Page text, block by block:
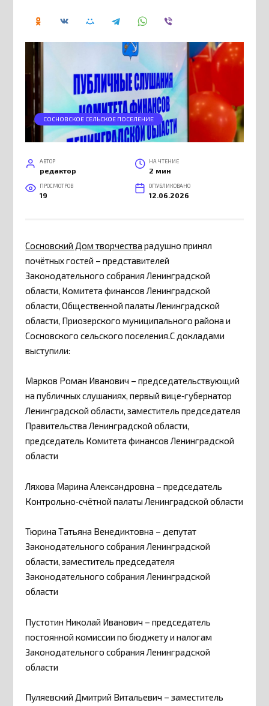
СОСНОВСКОЕ СЕЛЬСКОЕ ПОСЕЛЕНИЕ
АВТОР
редактор
НА ЧТЕНИЕ
2 мин
ПРОСМОТРОВ
19
ОПУБЛИКОВАНО
12.06.2026
Сосновский Дом творчества радушно принял
почётных гостей – представителей
Законодательного собрания Ленинградской
области, Комитета финансов Ленинградской
области, Общественной палаты Ленинградской
области, Приозерского муниципального района и
Сосновского сельского поселения.С докладами
выступили:
Марков Роман Иванович – председательствующий
на публичных слушаниях, первый вице‑губернатор
Ленинградской области, заместитель председателя
Правительства Ленинградской области,
председатель Комитета финансов Ленинградской
области
Ляхова Марина Александровна – председатель
Контрольно‑счётной палаты Ленинградской области
Тюрина Татьяна Венедиктовна – депутат
Законодательного собрания Ленинградской
области, заместитель председателя
Законодательного собрания Ленинградской
области
Пустотин Николай Иванович – председатель
постоянной комиссии по бюджету и налогам
Законодательного собрания Ленинградской
области
Пуляевский Дмитрий Витальевич – заместитель